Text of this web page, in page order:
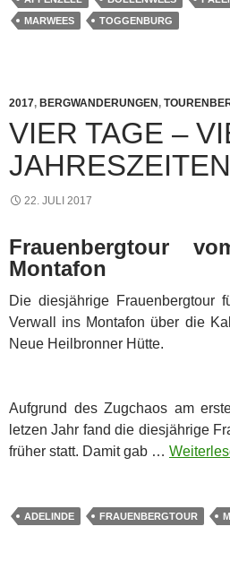
MARWEES
TOGGENBURG
2017, BERGWANDERUNGEN,
VIER TAGE –
JAHRESZEITEN
22. JULI 2017
Frauenbergtour
Montafon
Die diesjährige Frauenbergtour
Verwall ins Montafon über die
Neue Heilbronner Hütte.
Aufgrund des Zugchaos am
letzen Jahr fand die diesjährige
früher statt. Damit gab …
ADELINDE FRAUENBERGTOUR